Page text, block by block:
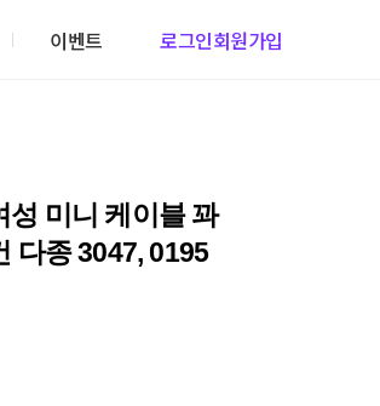
이벤트 로그인회원가입
성 미니 케이블 꽈
다종 3047, 0195